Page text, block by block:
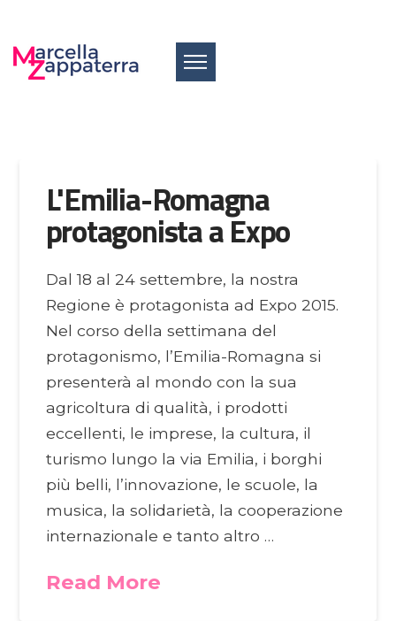
L'Emilia-Romagna
protagonista a Expo
Dal 18 al 24 settembre, la nostra
Regione è protagonista ad Expo 2015.
Nel corso della settimana del
protagonismo, l’Emilia-Romagna si
presenterà al mondo con la sua
agricoltura di qualità, i prodotti
eccellenti, le imprese, la cultura, il
turismo lungo la via Emilia, i borghi
più belli, l’innovazione, le scuole, la
musica, la solidarietà, la cooperazione
internazionale e tanto altro …
Read More